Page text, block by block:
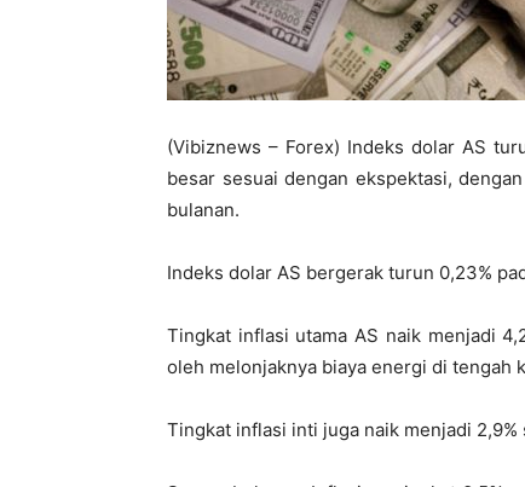
(Vibiznews – Forex) Indeks dolar AS
besar sesuai dengan ekspektasi,
bulanan.
Indeks dolar AS bergerak turun 0,23%
Tingkat inflasi utama AS naik menjadi
oleh melonjaknya biaya energi di tengah
Tingkat inflasi inti juga naik menjadi